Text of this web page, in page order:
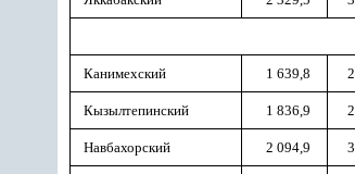
Канимехский 1 639,8
Кызылтепинский 1 836,9
Навбахорский 2 094,9